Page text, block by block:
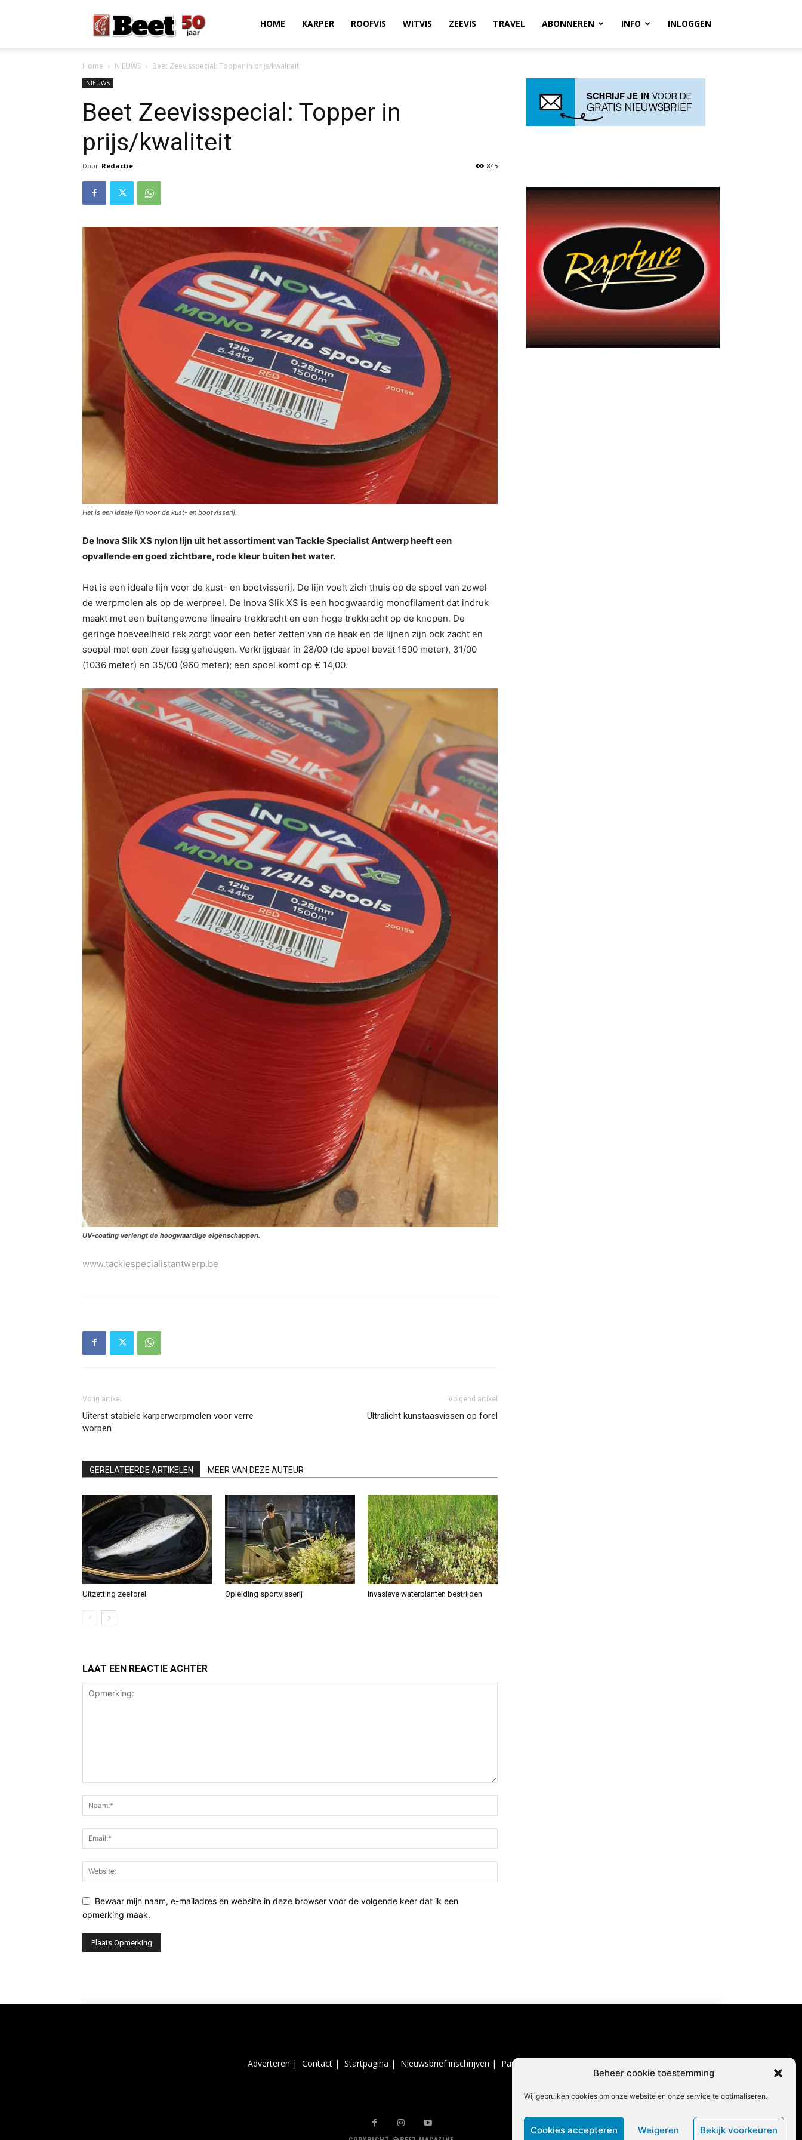
Beheer cookie toestemming
Wij gebruiken cookies om onze website en onze service te optimaliseren.
Cookies accepteren Weigeren Bekijk voorkeuren
Magazine
HOME KARPER ROOFVIS WITVIS ZEEVIS TRAVEL ABONNEREN INFO INLOGGEN
Home NIEUWS Beet Zeevisspecial: Topper in prijs/kwaliteit
NIEUWS
Beet Zeevisspecial: Topper in
prijs/kwaliteit
Door Redactie - 845
Het is een ideale lijn voor de kust- en bootvisserij.
De Inova Slik XS nylon lijn uit het assortiment van Tackle Specialist Antwerp heeft een
opvallende en goed zichtbare, rode kleur buiten het water.
Het is een ideale lijn voor de kust- en bootvisserij. De lijn voelt zich thuis op de spoel van zowel
de werpmolen als op de werpreel. De Inova Slik XS is een hoogwaardig monofilament dat indruk
maakt met een buitengewone lineaire trekkracht en een hoge trekkracht op de knopen. De
geringe hoeveelheid rek zorgt voor een beter zetten van de haak en de lijnen zijn ook zacht en
soepel met een zeer laag geheugen. Verkrijgbaar in 28/00 (de spoel bevat 1500 meter), 31/00
(1036 meter) en 35/00 (960 meter); een spoel komt op € 14,00.
UV-coating verlengt de hoogwaardige eigenschappen.
www.tacklespecialistantwerp.be
Vorig artikel
Uiterst stabiele karperwerpmolen voor verre
worpen
Volgend artikel
Ultralicht kunstaasvissen op forel
GERELATEERDE ARTIKELEN MEER VAN DEZE AUTEUR
Uitzetting zeeforel Opleiding sportvisserij Invasieve waterplanten bestrijden
LAAT EEN REACTIE ACHTER
Bewaar mijn naam, e-mailadres en website in deze browser voor de volgende keer dat ik een
opmerking maak.
Adverteren | Contact | Startpagina | Nieuwsbrief inschrijven | Partner content